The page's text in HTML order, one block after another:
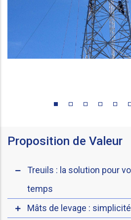
Proposition de Valeur
Treuils : la solution pour
temps
Mâts de levage :